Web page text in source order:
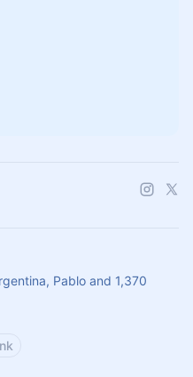
Pablo and 1,370